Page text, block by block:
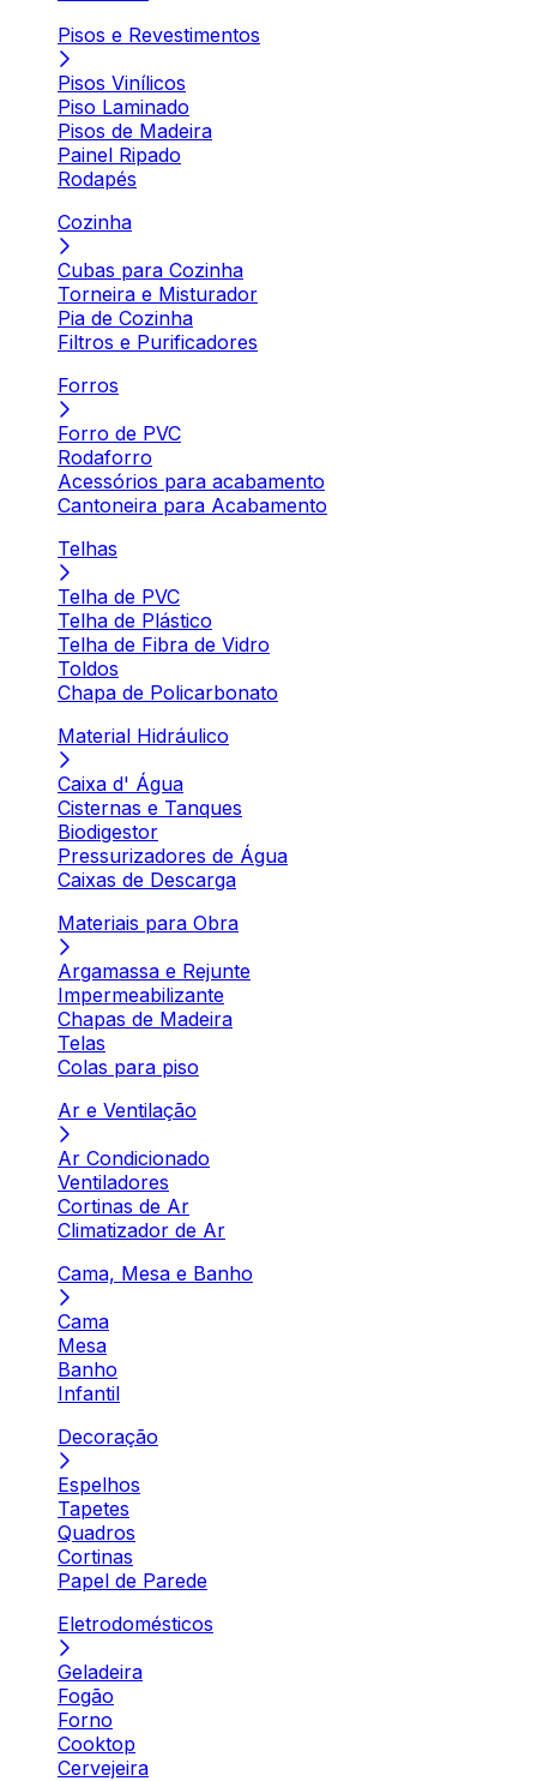
Pisos e Revestimentos
Pisos Vinílicos
Piso Laminado
Pisos de Madeira
Painel Ripado
Rodapés
Cozinha
Cubas para Cozinha
Torneira e Misturador
Pia de Cozinha
Filtros e Purificadores
Forros
Forro de PVC
Rodaforro
Acessórios para acabamento
Cantoneira para Acabamento
Telhas
Telha de PVC
Telha de Plástico
Telha de Fibra de Vidro
Toldos
Chapa de Policarbonato
Material Hidráulico
Caixa d' Água
Cisternas e Tanques
Biodigestor
Pressurizadores de Água
Caixas de Descarga
Materiais para Obra
Argamassa e Rejunte
Impermeabilizante
Chapas de Madeira
Telas
Colas para piso
Ar e Ventilação
Ar Condicionado
Ventiladores
Cortinas de Ar
Climatizador de Ar
Cama, Mesa e Banho
Cama
Mesa
Banho
Infantil
Decoração
Espelhos
Tapetes
Quadros
Cortinas
Papel de Parede
Eletrodomésticos
Geladeira
Fogão
Forno
Cooktop
Cervejeira